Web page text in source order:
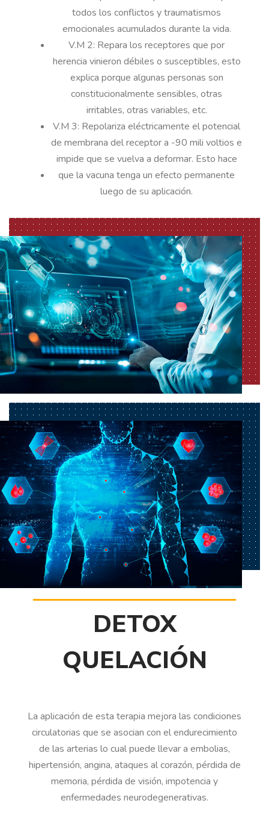
todos los conflictos y traumatismos
emocionales acumulados durante la vida.
V.M 2: Repara los receptores que por
herencia vinieron débiles o susceptibles, esto
explica porque algunas personas son
constitucionalmente sensibles, otras
irritables, otras variables, etc.
V.M 3: Repolariza eléctricamente el potencial
de membrana del receptor a -90 mili voltios e
impide que se vuelva a deformar. Esto hace
que la vacuna tenga un efecto permanente
luego de su aplicación.
DETOX
QUELACIÓN
La aplicación de esta terapia mejora las condiciones
circulatorias que se asocian con el endurecimiento
de las arterias lo cual puede llevar a embolias,
hipertensión, angina, ataques al corazón, pérdida de
memoria, pérdida de visión, impotencia y
enfermedades neurodegenerativas.